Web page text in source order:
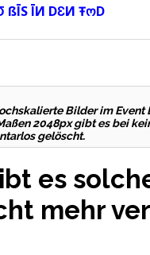
ßĪS ĪИ DƐИ ŦოD
Bilder im Event
2048px gibt es bei
gelöscht.
es
mehr